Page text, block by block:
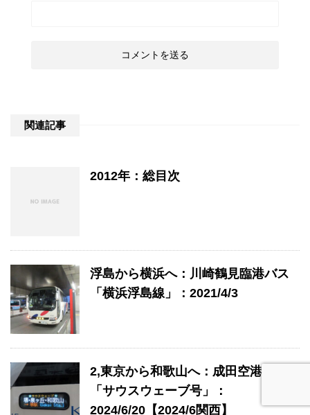
関連記事
2012年：総目次
浮島から横浜へ：川崎鶴見臨港バス
「横浜浮島線」：2021/4/3
2,東京から和歌山へ：成田空港交通
「サウスウェーブ号」：
2024/6/20【2024/6関西】